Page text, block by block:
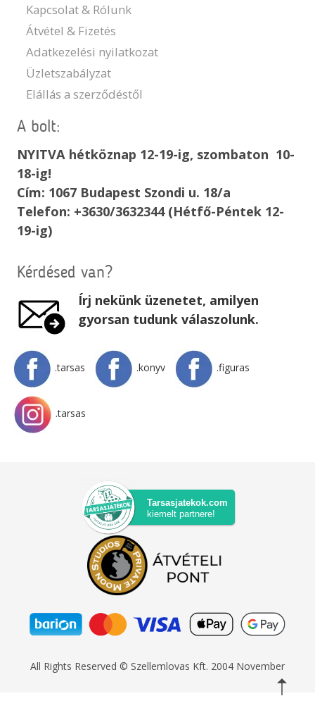
Kapcsolat & Rólunk
Átvétel & Fizetés
Adatkezelési nyilatkozat
Üzletszabályzat
Elállás a szerződéstől
A bolt:
NYITVA hétköznap 12-19-ig, szombaton 10-
18-ig!
Cím: 1067 Budapest Szondi u. 18/a
Telefon: +3630/3632344 (Hétfő-Péntek 12-
19-ig)
Kérdésed van?
Írj nekünk üzenetet, amilyen
gyorsan tudunk válaszolunk.
.tarsas .konyv .figuras
.tarsas
Tarsasjatekok.com
kiemelt partnere!
All Rights Reserved © Szellemlovas Kft. 2004 November